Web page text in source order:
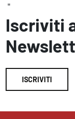
"
Iscriviti
ISCRIVITI